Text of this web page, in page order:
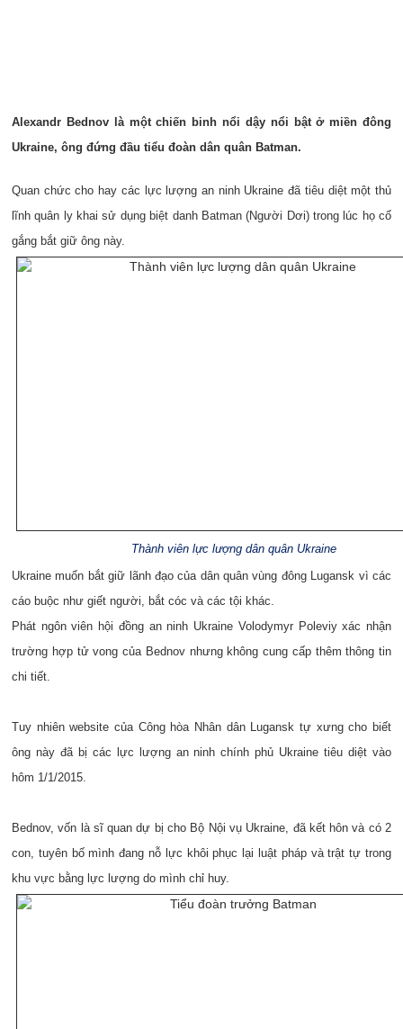
Alexandr Bednov là một chiến binh nổi dậy nổi bật ở miền đông
Ukraine, ông đứng đầu tiểu đoàn dân quân Batman.
Quan chức cho hay các lực lượng an ninh Ukraine đã tiêu diệt một thủ
lĩnh quân ly khai sử dụng biệt danh Batman (Người Dơi) trong lúc họ cố
gắng bắt giữ ông này.
Thành viên lực lượng dân quân Ukraine
Ukraine muốn bắt giữ lãnh đạo của dân quân vùng đông Lugansk vì các
cáo buộc như giết người, bắt cóc và các tội khác.
Phát ngôn viên hội đồng an ninh Ukraine Volodymyr Poleviy xác nhận
trường hợp tử vong của Bednov nhưng không cung cấp thêm thông tin
chi tiết.
Tuy nhiên website của Công hòa Nhân dân Lugansk tự xưng cho biết
ông này đã bị các lực lượng an ninh chính phủ Ukraine tiêu diệt vào
hôm 1/1/2015.
Bednov, vốn là sĩ quan dự bị cho Bộ Nội vụ Ukraine, đã kết hôn và có 2
con, tuyên bố mình đang nỗ lực khôi phục lại luật pháp và trật tự trong
khu vực bằng lực lượng do mình chỉ huy.